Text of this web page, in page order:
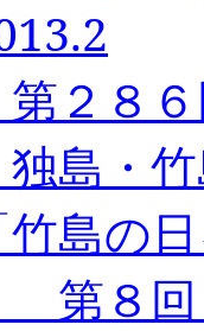
第 ２ ８
独島・
島の
第８回